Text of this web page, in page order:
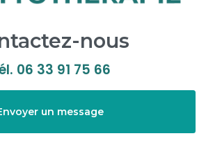
nous
06 33 91 75 66
un message